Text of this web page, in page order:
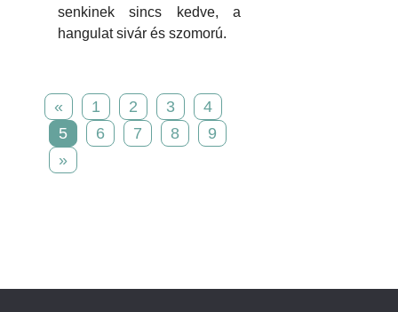
senkinek sincs kedve, a
hangulat sivár és szomorú.
« 1 2 3
4
5
6 7 8
9
»